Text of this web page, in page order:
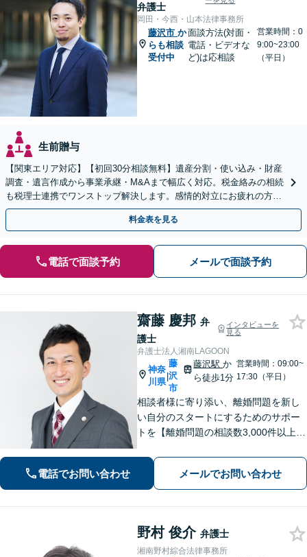
弁護士
岡田・今西・山本法律事務所
藤沢市 か
らも相談
受付中
面談方法(対面・
電話・ビデオな
ど)は応相談
営業時間：0
9:00~23:00
（平日）
生前贈与
【関東エリア対応】【初回30分相談無料】遺産分割・使い込み・財産
調査・遺言作成から事業承継・M&Aまで幅広く対応。税金絡みの相続
も税理士連携でワンストップ解決します。感情的対立にお疲れの方や
紛争予防をご検討の方も、お気軽にご相談ください。
料金表を見る
電話で面談予約 メールで面談予約
齋藤 慶邦 弁
護士
インタビューを
見る
弁護士法人湘南LAGOON
神奈
川県
|
藤
沢
市
藤沢駅か
ら徒歩1分
営業時間：09:00~
17:30（平日）
相談者様に寄り添い、離婚問題を新し
い自分のスタートにするためのサポー
トを【離婚問題の相談数3,000件以上】
分与、慰謝料請求、国際離婚など幅広
い離婚問題に対応【オンライン面談O
K】【夜間・休日相談可】
電話でお問い合わせ メールでお問い合わせ
野村 俊介 弁護士
湘南野村綜合法律事務所